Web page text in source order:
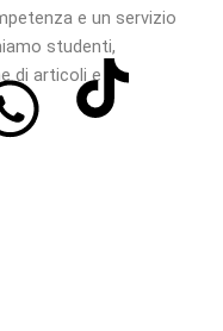
e un servizio
studenti,
di articoli e